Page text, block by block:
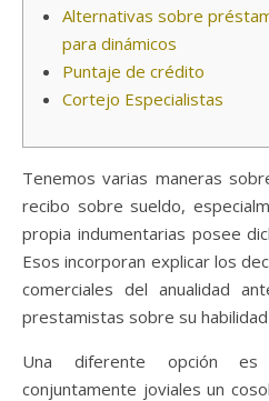
Alternativas sobre
para dinámicos
Puntaje de crédito
Cortejo Especialistas
Tenemos varias maneras sobre conseguir préstamos sin
recibo sobre sueldo,
propia indumentarias posee
Esos incorporan explicar los
comerciales del anualidad
prestamistas sobre su
Una diferente opción
conjuntamente joviales un